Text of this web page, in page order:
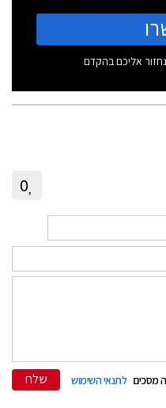
אליכם בהקדם
0
מסכים לתנאי השימוש שלח